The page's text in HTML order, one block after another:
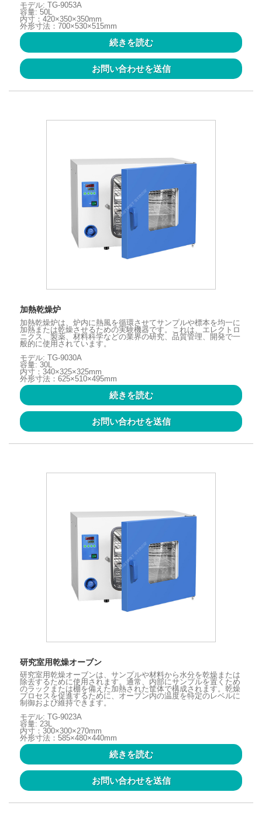
モデル: TG-9053A
容量: 50L
内寸：420×350×350mm
外形寸法：700×530×515mm
続きを読む
お問い合わせを送信
加熱乾燥炉
加熱乾燥炉は、炉内に熱風を循環させてサンプルや標本を均一に
加熱または乾燥させるための実験機器です。これは、エレクトロ
ニクス、製薬、材料科学などの業界の研究、品質管理、開発で一
般的に使用されています。
モデル: TG-9030A
容量: 30L
内寸：340×325×325mm
外形寸法：625×510×495mm
続きを読む
お問い合わせを送信
研究室用乾燥オーブン
研究室用乾燥オーブンは、サンプルや材料から水分を乾燥または
除去するために使用されます。通常、内部にサンプルを置くため
のラックまたは棚を備えた加熱された筐体で構成されます。乾燥
プロセスを促進するために、オーブン内の温度を特定のレベルに
制御および維持できます。
モデル: TG-9023A
容量: 23L
内寸：300×300×270mm
外形寸法：585×480×440mm
続きを読む
お問い合わせを送信